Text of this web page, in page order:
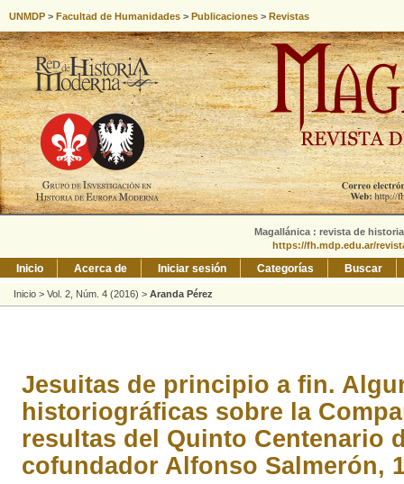
UNMDP > Facultad de Humanidades > Publicaciones > Revistas
Magallánica : revista de
https://fh.mdp.edu.ar/
Inicio Acerca de Iniciar sesión Categorías Buscar
Inicio > Vol. 2, Núm. 4 (2016) > Aranda Pérez
Jesuitas de principio a fin.
historiográficas sobre la
resultas del Quinto Centenario
cofundador Alfonso Salmerón,